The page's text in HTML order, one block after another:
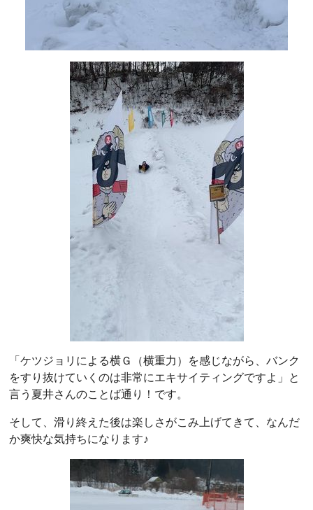
「ケツジョリによる横Ｇ（横重力）を感じながら、バンク
をすり抜けていくのは非常にエキサイティングですよ」と
言う夏井さんのことば通り！です。
そして、滑り終えた後は楽しさがこみ上げてきて、なんだ
か爽快な気持ちになります♪